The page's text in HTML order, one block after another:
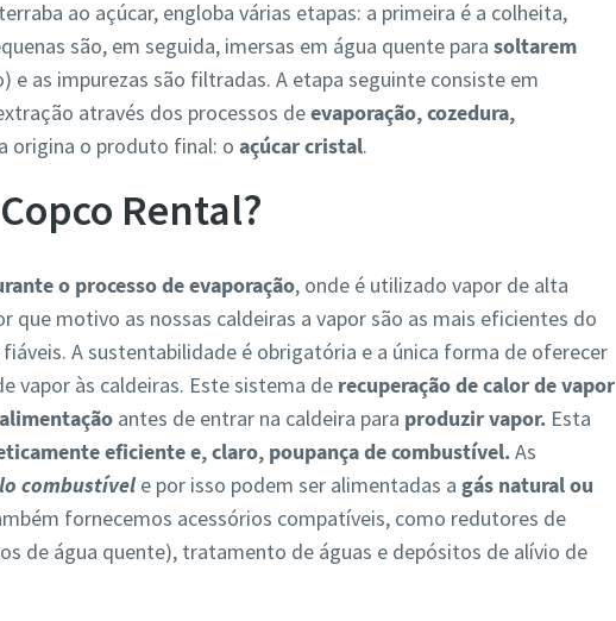
ao açúcar, engloba várias etapas: a primeira é a colheita,
são, em seguida, imersas em água quente para soltarem
e as impurezas são filtradas. A etapa seguinte consiste em
através dos processos deevaporação, cozedura,
origina o produto final: o açúcar cristal.
Rental?
o processo de evaporação, onde é utilizado vapor de alta
que motivo as nossas caldeiras a vapor são as mais eficientes do
A sustentabilidade é obrigatória e a única forma de oferecer
vapor às caldeiras. Este sistema de recuperação de calor de vapor
antes de entrar na caldeira para produzir vapor. Esta
eficiente e, claro, poupança de combustível.As
combustívele por isso podem ser alimentadas a gás natural ou
fornecemos acessórios compatíveis, como redutores de
de água quente), tratamento de águas e depósitos de alívio de